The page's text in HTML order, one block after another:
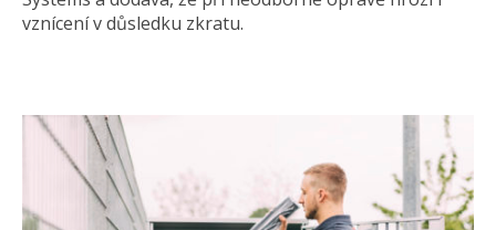
vznícení v důsledku zkratu.